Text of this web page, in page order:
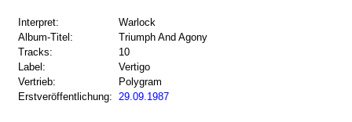
Interpret:
Warlock
Album-Titel:
Triumph And Agony
Tracks:
10
Label:
Vertigo
Vertrieb:
Polygram
Erstveröffentlichung: 29.09.1987